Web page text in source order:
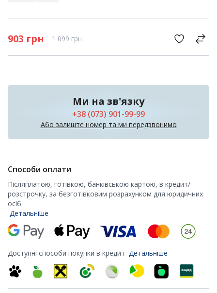
903 грн 1 099грн
Ми на зв'язку
+38 (073) 901-99-99
Або залиште номер та ми передзвонимо
Способи оплати
Післяплатою, готівкою, банківською картою, в кредит/
розстрочку, за безготівковим розрахунком для юридичних
осіб
Детальніше
Доступні способи покупки в кредит Детальніше